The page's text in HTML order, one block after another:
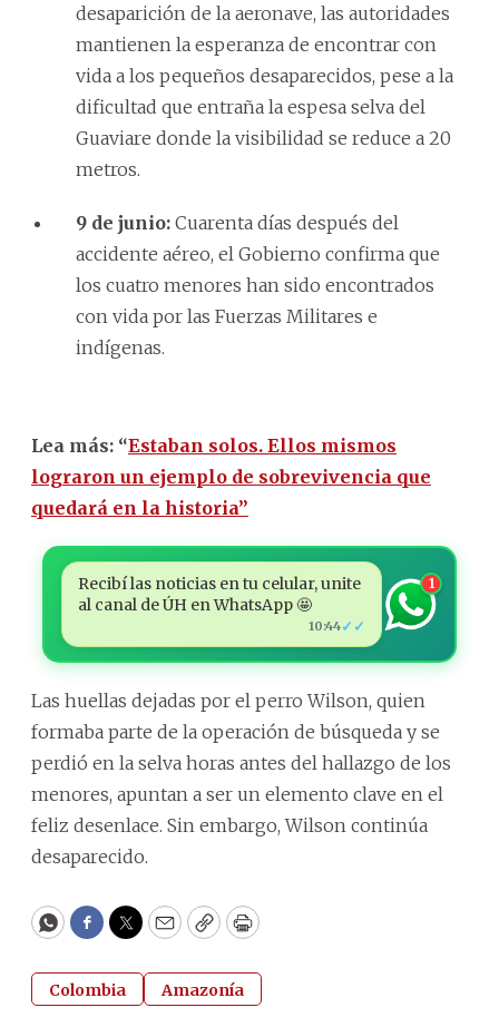
desaparición de la aeronave, las autoridades
mantienen la esperanza de encontrar con
vida a los pequeños desaparecidos, pese a la
dificultad que entraña la espesa selva del
Guaviare donde la visibilidad se reduce a 20
metros.
9 de junio: Cuarenta días después del
accidente aéreo, el Gobierno confirma que
los cuatro menores han sido encontrados
con vida por las Fuerzas Militares e
indígenas.
Lea más: “Estaban solos. Ellos mismos
lograron un ejemplo de sobrevivencia que
quedará en la historia”
Recibí las noticias en tu celular, unite
al canal de ÚH en WhatsApp 🤩
10:44✓✓
1
Las huellas dejadas por el perro Wilson, quien
formaba parte de la operación de búsqueda y se
perdió en la selva horas antes del hallazgo de los
menores, apuntan a ser un elemento clave en el
feliz desenlace. Sin embargo, Wilson continúa
desaparecido.
WhatsApp
Facebook
Twitter
EmailCopyPrint
Colombia Amazonía